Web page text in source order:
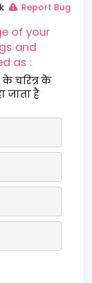
Report Bug
of your
and
as :
चरित्र के
जाता है